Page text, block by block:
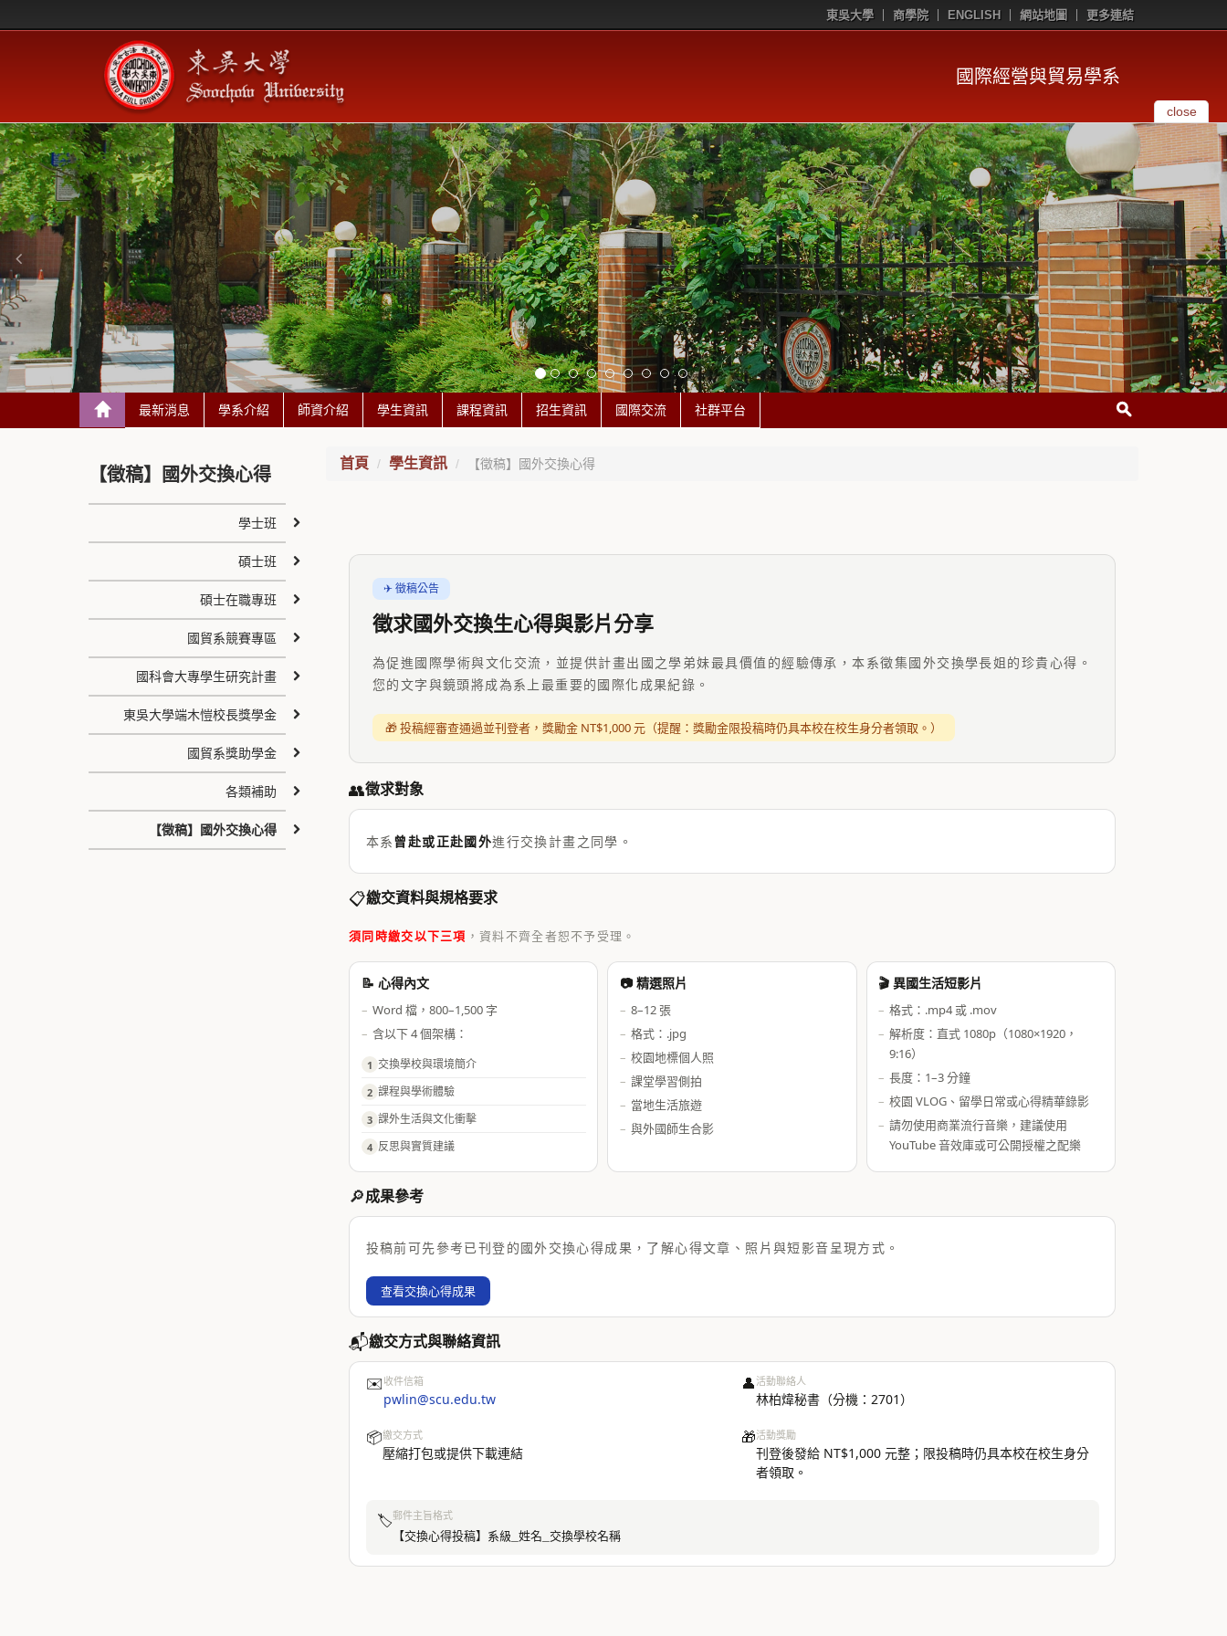
東吳大學 商學院 ENGLISH 網站地圖 更多連結
國際經營與貿易學系
close
最新消息 學系介紹 師資介紹 學生資訊 課程資訊 招生資訊 國際交流 社群平台
首頁 學生資訊 【徵稿】國外交換心得
✈ 徵稿公告
徵求國外交換生心得與影片分享
為促進國際學術與文化交流，並提供計畫出國之學弟妹最具價值的經驗傳承，本系徵集國外交換學長姐的珍貴心得。
您的文字與鏡頭將成為系上最重要的國際化成果紀錄。
🎁 投稿經審查通過並刊登者，獎勵金 NT$1,000 元（提醒：獎勵金限投稿時仍具本校在校生身分者領取。）
👥徵求對象
本系曾赴或正赴國外進行交換計畫之同學。
📋繳交資料與規格要求
須同時繳交以下三項 ，資料不齊全者恕不予受理。
📝 心得內文
Word 檔，800–1,500 字
含以下 4 個架構：
1 交換學校與環境簡介
2 課程與學術體驗
3 課外生活與文化衝擊
4 反思與實質建議
📷 精選照片
8–12 張
格式：.jpg
校園地標個人照
課堂學習側拍
當地生活旅遊
與外國師生合影
🎬 異國生活短影片
格式：.mp4 或 .mov
解析度：直式 1080p（1080×1920，
9:16）
長度：1–3 分鐘
校園 VLOG、留學日常或心得精華錄影
請勿使用商業流行音樂，建議使用
YouTube 音效庫或可公開授權之配樂
🔎成果參考
投稿前可先參考已刊登的國外交換心得成果，了解心得文章、照片與短影音呈現方式。
查看交換心得成果
📬繳交方式與聯絡資訊
✉️ 收件信箱
pwlin@scu.edu.tw
👤活動聯絡人
林柏煒秘書（分機：2701）
📦繳交方式
壓縮打包或提供下載連結
🎁活動獎勵
刊登後發給 NT$1,000 元整；限投稿時仍具本校在校生身分
者領取。
🏷️郵件主旨格式
【交換心得投稿】系級_姓名_交換學校名稱
【徵稿】國外交換心得
學士班
碩士班
碩士在職專班
國貿系競賽專區
國科會大專學生研究計畫
東吳大學端木愷校長獎學金
國貿系獎助學金
各類補助
【徵稿】國外交換心得